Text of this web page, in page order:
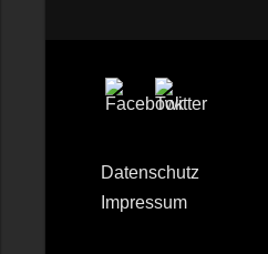
Datenschutz
Impressum